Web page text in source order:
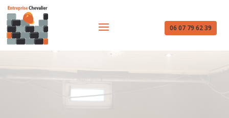
06 07 79 62 39